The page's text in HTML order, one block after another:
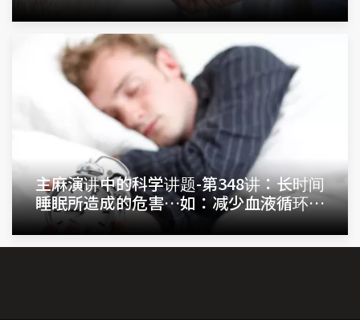
主麻演讲中的科学讲题-第348讲：长时间
睡眠所造成的危害…如：减少血液循环…